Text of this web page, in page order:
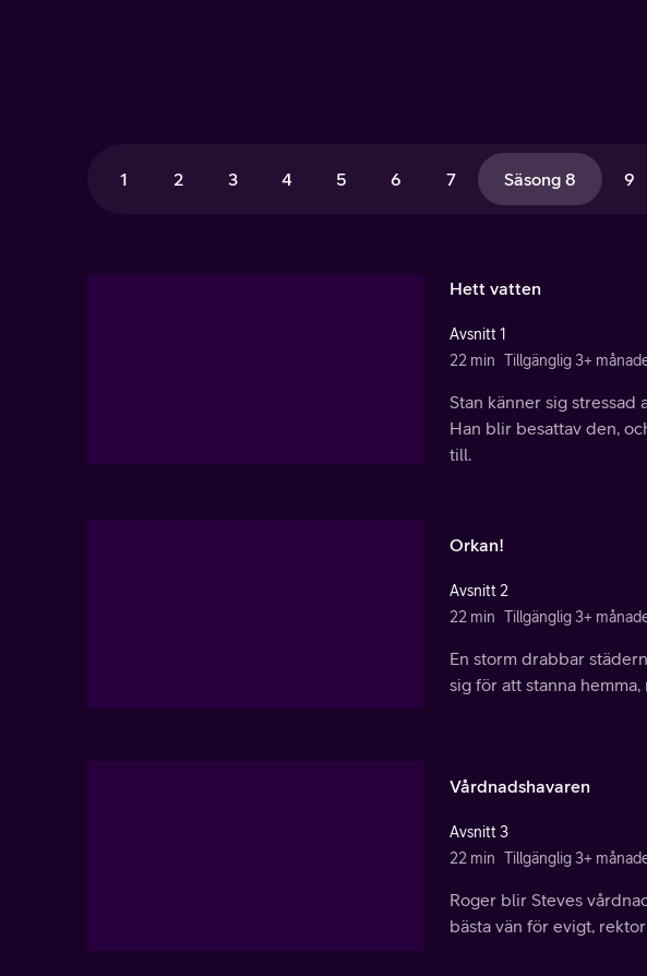
1 2 3 4 5 6 7 Säsong 8 9
Hett vatten
Avsnitt 1
22 min Tillgänglig 3+
Stan känner sig
Han blir besattav den,
till.
Orkan!
Avsnitt 2
22 min Tillgänglig 3+
En storm drabbar
sig för att stanna
Vårdnadshavaren
Avsnitt 3
22 min Tillgänglig 3+
Roger blir Steves
bästa vän för evigt,